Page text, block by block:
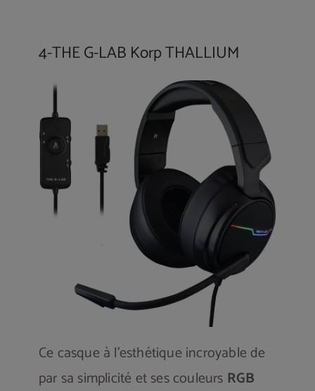
4-THE G-LAB Korp THALLIUM
Ce casque à l’esthétique incroyable de
par sa simplicité et ses couleurs RGB